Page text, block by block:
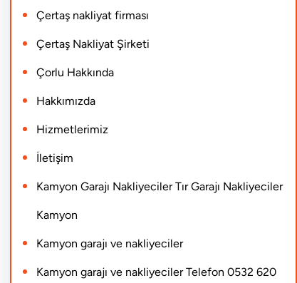
h
Çertaş nakliyat firması
Çertaş Nakliyat Şirketi
Çorlu Hakkında
Hakkımızda
Hizmetlerimiz
İletişim
Kamyon Garajı Nakliyeciler Tır Garajı Nakliyeciler
Kamyon
Kamyon garajı ve nakliyeciler
Kamyon garajı ve nakliyeciler Telefon 0532 620